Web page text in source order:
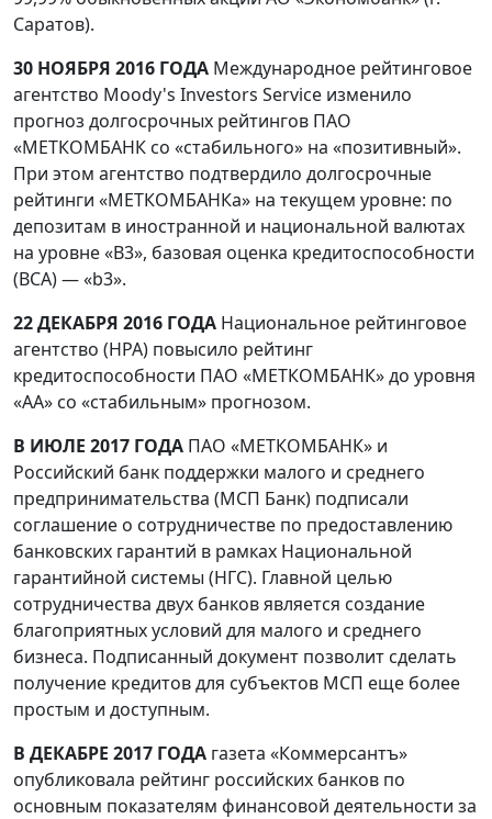
Саратов).
30 НОЯБРЯ 2016 ГОДА Международное рейтинговое
агентство Moody's Investors Service изменило
прогноз долгосрочных рейтингов ПАО
«МЕТКОМБАНК со «стабильного» на «позитивный».
При этом агентство подтвердило долгосрочные
рейтинги «МЕТКОМБАНКа» на текущем уровне: по
депозитам в иностранной и национальной валютах
на уровне «B3», базовая оценка кредитоспособности
(BCA) — «b3».
22 ДЕКАБРЯ 2016 ГОДА Национальное рейтинговое
агентство (НРА) повысило рейтинг
кредитоспособности ПАО «МЕТКОМБАНК» до уровня
«АА» со «стабильным» прогнозом.
В ИЮЛЕ 2017 ГОДА ПАО «МЕТКОМБАНК» и
Российский банк поддержки малого и среднего
предпринимательства (МСП Банк) подписали
соглашение о сотрудничестве по предоставлению
банковских гарантий в рамках Национальной
гарантийной системы (НГС). Главной целью
сотрудничества двух банков является создание
благоприятных условий для малого и среднего
бизнеса. Подписанный документ позволит сделать
получение кредитов для субъектов МСП еще более
простым и доступным.
В ДЕКАБРЕ 2017 ГОДА газета «Коммерсантъ»
опубликовала рейтинг российских банков по
основным показателям финансовой деятельности за